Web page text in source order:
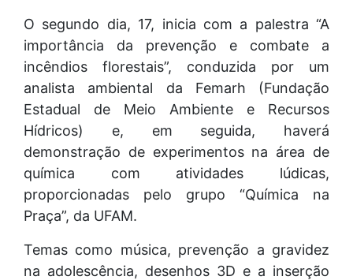
O segundo dia, 17, inicia com a palestra “A
importância da prevenção e combate a
incêndios florestais”, conduzida por um
analista ambiental da Femarh (Fundação
Estadual de Meio Ambiente e Recursos
Hídricos) e, em seguida, haverá
demonstração de experimentos na área de
química com atividades lúdicas,
proporcionadas pelo grupo “Química na
Praça”, da UFAM.
Temas como música, prevenção a gravidez
na adolescência, desenhos 3D e a inserção